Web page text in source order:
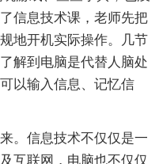
信息技术课，老师先把
地开机实际操作。几节
解到电脑是代替人脑处
以输入信息、记忆信
信息技术不仅仅是一
互联网，电脑也不仅仅